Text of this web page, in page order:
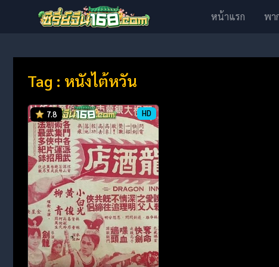
หน้าแรก พา
Tag : หนังไต้หวัน
7.8 HD